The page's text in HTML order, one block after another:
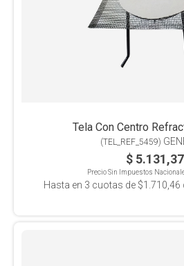
Tela Con Centro
(TEL_REF_5459)
$ 5.131,37
Precio Sin Impuestos
Hasta en 3 cuotas de $1.710,46